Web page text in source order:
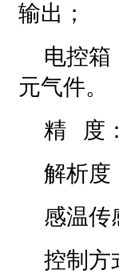
输出；
电控箱
元气件。
精 度
解析度
感温传
控制方